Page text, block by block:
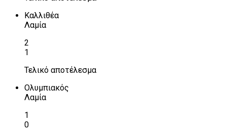
Καλλιθέα
Λαμία
2
1
Τελικό αποτέλεσμα
Ολυμπιακός
Λαμία
1
0